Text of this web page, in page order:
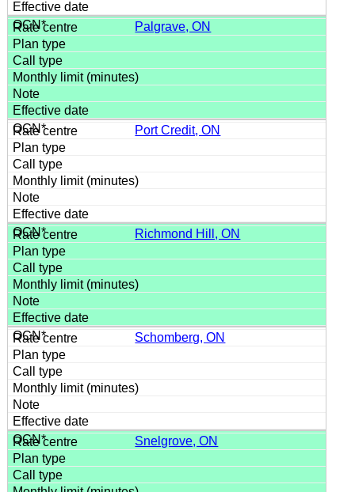
Palgrave, ON
Port Credit, ON
Richmond Hill, ON
Schomberg, ON
Snelgrove, ON